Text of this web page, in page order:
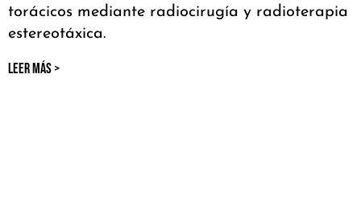
torácicos mediante radiocirugía y radioterapia
estereotáxica.
LEER MÁS >